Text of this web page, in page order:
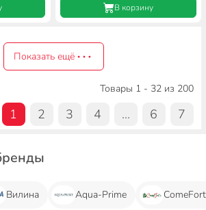
В корзину
Показать ещё
Товары 1 - 32 из 200
1 2 3 4 ... 6 7
Вилина Aqua-Prime